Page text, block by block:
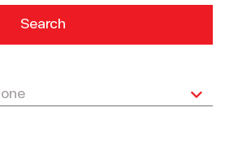
Search